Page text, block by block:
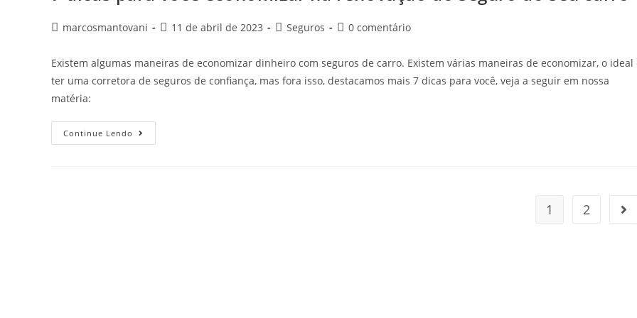
marcosmantovani 11 de abril de 2023 Seguros 0 comentário
Existem algumas maneiras de economizar dinheiro com seguros de carro. Existem várias maneiras de economizar, o ideal
ter uma corretora de seguros de confiança, mas fora isso, destacamos mais 7 dicas para você, veja a seguir em nossa
matéria:
Continue Lendo
1 2